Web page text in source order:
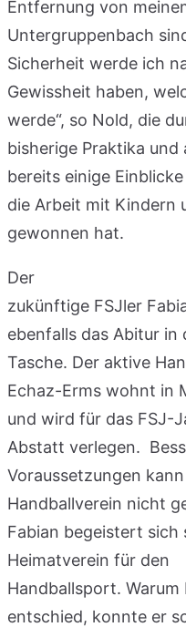
Entfernung von
Untergruppenbach
Sicherheit werde ich
Gewissheit haben,
werde“, so Nold, die
bisherige Praktika
bereits einige Einblicke
die Arbeit mit Kindern
gewonnen hat.
Der
zukünftige FSJler
ebenfalls das Abitur in
Tasche. Der aktive
Echaz-Erms wohnt in
und wird für das FSJ-
Abstatt verlegen.
Voraussetzungen
Handballverein nicht
Fabian begeistert sich
Heimatverein für den
Handballsport. Warum
entschied, konnte er